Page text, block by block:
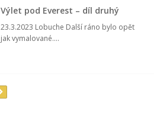
Výlet pod Everest – díl druhý
23.3.2023 Lobuche Další ráno bylo opět
jak vymalované....